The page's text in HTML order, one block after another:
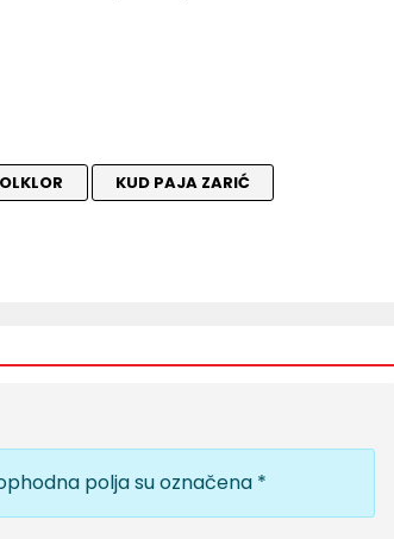
KUD PAJA ZARIĆ
polja su označena *